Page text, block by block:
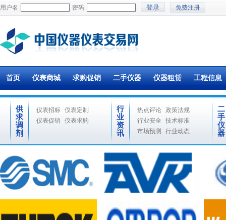
用户名 密码 免费注册
首页 仪表商城 求购促销 二手仪器 仪器租赁 工程信息
供
求
调
剂
仪表招标 仪表定制
仪表促销
仪表求购
行
业
资
讯
热点评论 政策法规
行业安全
技术标准
市场预测
行业动态
二
手
仪
器